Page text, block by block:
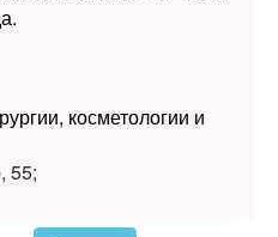
косметологии и